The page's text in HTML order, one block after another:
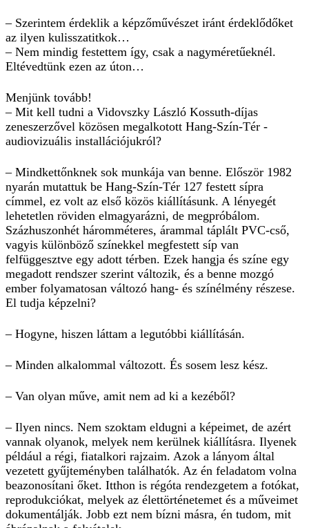
– Szerintem érdeklik a képzőművészet iránt érdeklődőket
az ilyen kulisszatitkok…
– Nem mindig festettem így, csak a nagyméretűeknél.
Eltévedtünk ezen az úton…
Menjünk tovább!
– Mit kell tudni a Vidovszky László Kossuth-díjas
zeneszerzővel közösen megalkotott Hang-Szín-Tér ­
audiovizuális installációjukról?
– Mindkettőnknek sok munkája van benne. Először 1982
nyarán mutattuk be Hang-Szín-Tér 127 festett sípra
címmel, ez volt az első közös kiállításunk. A lényegét
lehetetlen röviden elmagyarázni, de megpróbálom.
Százhuszonhét háromméteres, árammal táplált PVC-cső,
vagyis különböző színekkel megfestett síp van
felfüggesztve egy adott térben. Ezek hangja és színe egy
megadott rendszer szerint változik, és a benne mozgó
ember folyamatosan változó hang- és színélmény részese.
El tudja képzelni?
– Hogyne, hiszen láttam a legutóbbi kiállításán.
– Minden alkalommal változott. És sosem lesz kész.
– Van olyan műve, amit nem ad ki a kezéből?
– Ilyen nincs. Nem szoktam eldugni a képeimet, de azért
vannak olyanok, melyek nem kerülnek kiállításra. Ilyenek
például a régi, fiatalkori rajzaim. Azok a lányom által
vezetett gyűjteményben találhatók. Az én feladatom volna
beazonosítani őket. Itthon is régóta rendezgetem a fotókat,
reprodukciókat, melyek az élettörténetemet és a műveimet
dokumentálják. Jobb ezt nem bízni másra, én tudom, mit